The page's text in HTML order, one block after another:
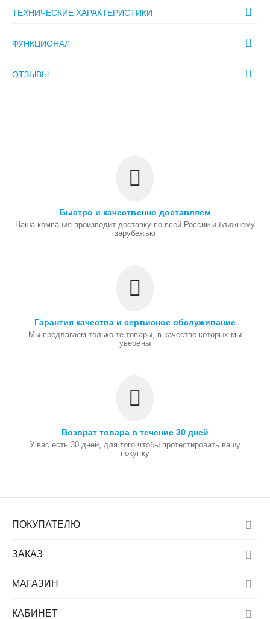
ТЕХНИЧЕСКИЕ ХАРАКТЕРИСТИКИ
ФУНКЦИОНАЛ
ОТЗЫВЫ
Быстро и качественно доставляем
Наша компания производит доставку по всей России и ближнему
зарубежью
Гарантия качества и сервисное обслуживание
Мы предлагаем только те товары, в качестве которых мы
уверены
Возврат товара в течение 30 дней
У вас есть 30 дней, для того чтобы протестировать вашу
покупку
ПОКУПАТЕЛЮ
ЗАКАЗ
МАГАЗИН
КАБИНЕТ